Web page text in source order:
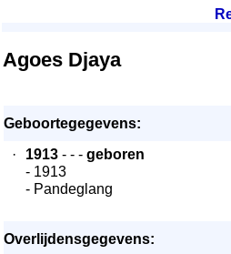
Agoes Djaya
Geboortegegevens:
·
1913 - - - geboren
- 1913
- Pandeglang
Overlijdensgegevens: